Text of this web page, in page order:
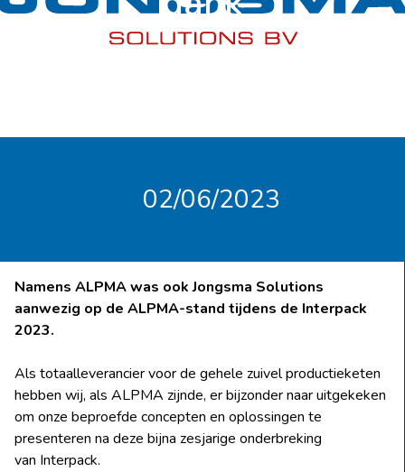
02/06/2023
Namens ALPMA was ook Jongsma Solutions
aanwezig op de ALPMA-stand tijdens de Interpack
2023.
Als totaalleverancier voor de gehele zuivel productieketen
hebben wij, als ALPMA zijnde, er bijzonder naar uitgekeken
om onze beproefde concepten en oplossingen te
presenteren na deze bijna zesjarige onderbreking
van Interpack.